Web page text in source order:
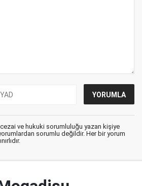
cezai ve hukuki sorumluluğu yazan kişiye
sorumlu değildir. Her bir yorum